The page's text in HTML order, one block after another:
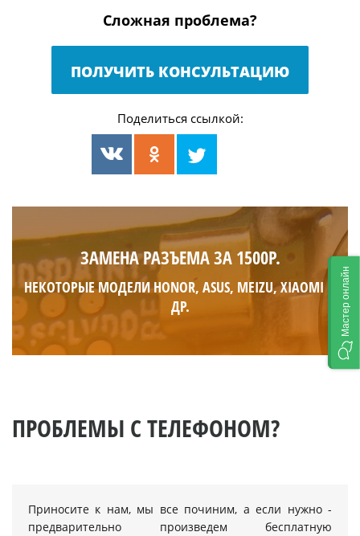
Сложная проблема?
ПОЛУЧИТЬ КОНСУЛЬТАЦИЮ
Поделиться ссылкой:
ЗАМЕНА РАЗЪЕМА ЗА 1500Р.
НЕКОТОРЫЕ МОДЕЛИ HONOR, ASUS, MEIZU, XIAOMI И
ДР.
ПРОБЛЕМЫ С ТЕЛЕФОНОМ?
Приносите к нам, мы все починим, а если нужно -
предварительно произведем бесплатную
Мастер онлайн